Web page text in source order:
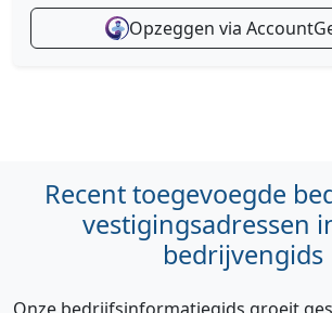
Opzeggen via
Recent toegevoegde
vestigingsadressen
bedrijvengids